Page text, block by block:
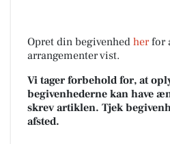
Opret din begivenhed herfor
arrangementer vist.
Vi tager forbehold for, at
begivenhederne kan have
skrev artiklen. Tjek
afsted.